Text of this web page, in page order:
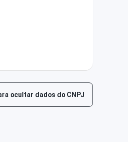
ocultar dados do CNPJ